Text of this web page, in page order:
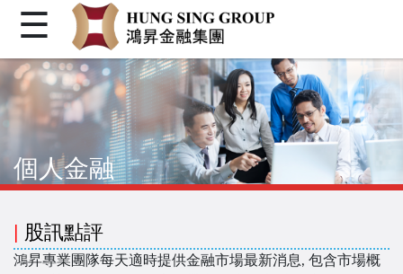
首頁
關於我們
機構金融
客戶登入
☰
個人金融
股訊點評
鴻昇專業團隊每天適時提供金融市場最新消息, 包含市場概